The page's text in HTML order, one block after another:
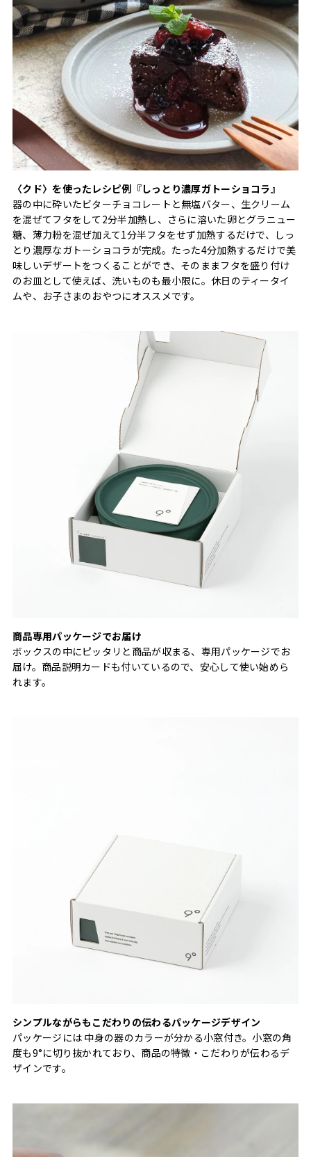
〈クド〉を使ったレシピ例『しっとり濃厚ガトーショコラ』
器の中に砕いたビターチョコレートと無塩バター、生クリーム
を混ぜてフタをして2分半加熱し、さらに溶いた卵とグラニュー
糖、薄力粉を混ぜ加えて1分半フタをせず加熱するだけで、しっ
とり濃厚なガトーショコラが完成。たった4分加熱するだけで美
味しいデザートをつくることができ、そのままフタを盛り付け
のお皿として使えば、洗いものも最小限に。休日のティータイ
ムや、お子さまのおやつにオススメです。
商品専用パッケージでお届け
ボックスの中にピッタリと商品が収まる、専用パッケージでお
届け。商品説明カードも付いているので、安心して使い始めら
れます。
シンプルながらもこだわりの伝わるパッケージデザイン
パッケージには 中身の器のカラーが分かる小窓付き。小窓の角
度も9°に切り抜かれており、商品の特徴・こだわりが伝わるデ
ザインです。